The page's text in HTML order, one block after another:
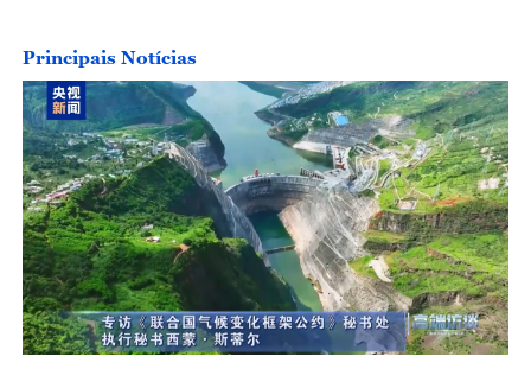
a
y
V
i
d
e
Principais Notícias